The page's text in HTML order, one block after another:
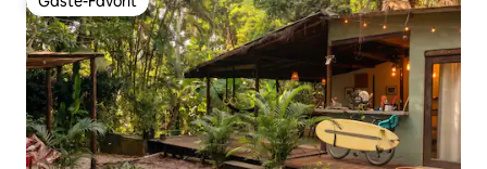
Gäste-Favorit